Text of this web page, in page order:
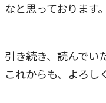
なと思っております。
引き続き、読んでい
これからも、よろし